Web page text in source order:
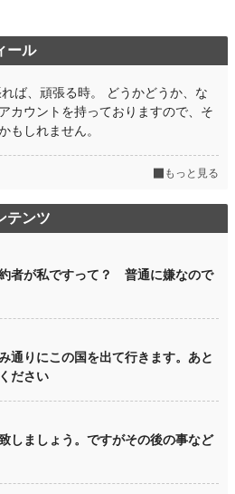
ール
ば、頑張る時。 どうかどうか、な
カウントを持っておりますので、そ
もしれません。
もっと見る
テンツ
者が私ですって？ 普通に嫌なので
通りにこの国を出て行きます。あと
ださい
しましょう。ですがその後の事など